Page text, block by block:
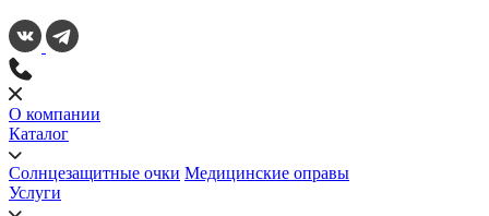
О компании
Каталог
Солнцезащитные очки Медицинские оправы
Услуги